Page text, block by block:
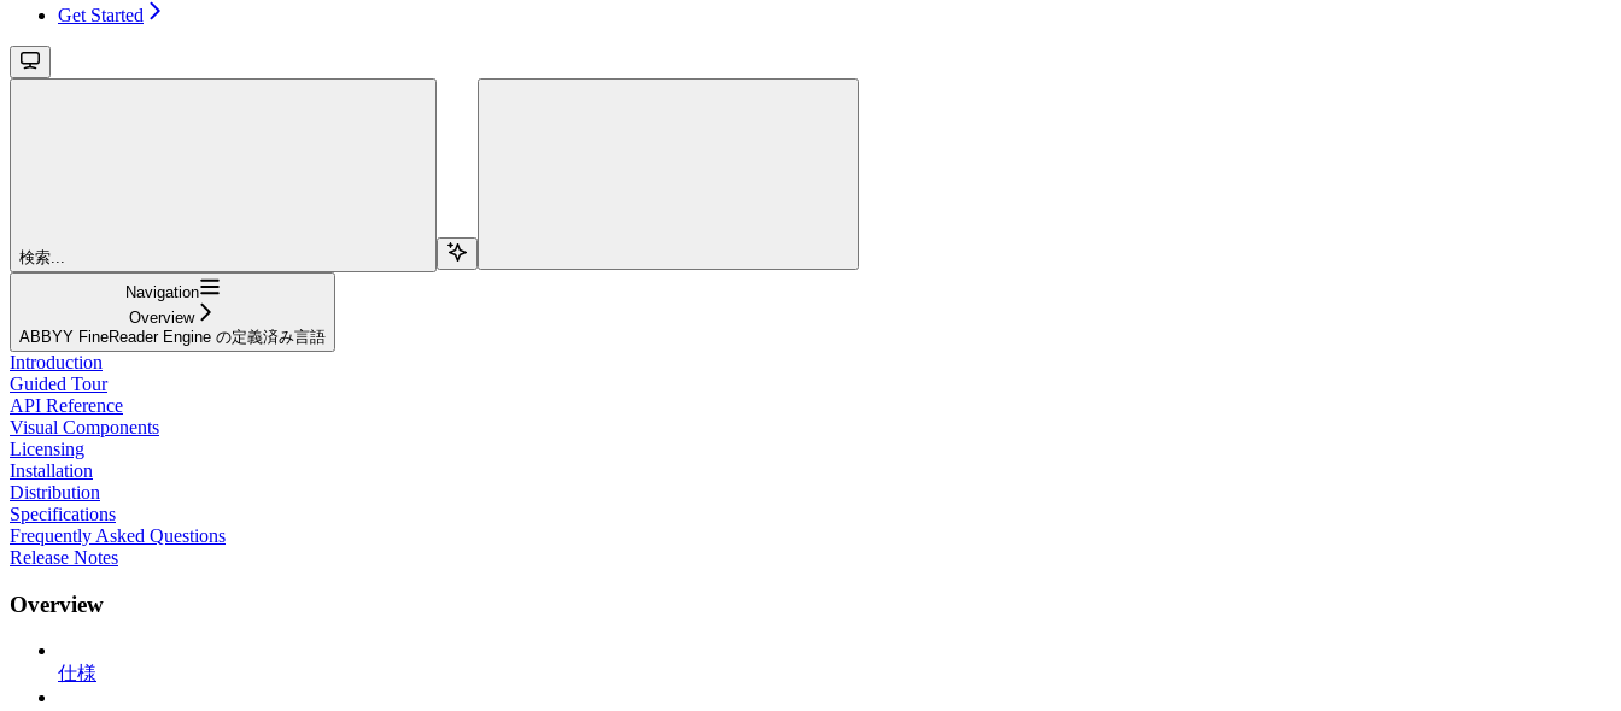
Get Started
検索...
Navigation
Overview
ABBYY FineReader Engine の定義済み言語
Introduction
Guided Tour
API Reference
Visual Components
Licensing
Installation
Distribution
Specifications
Frequently Asked Questions
Release Notes
Overview
仕様